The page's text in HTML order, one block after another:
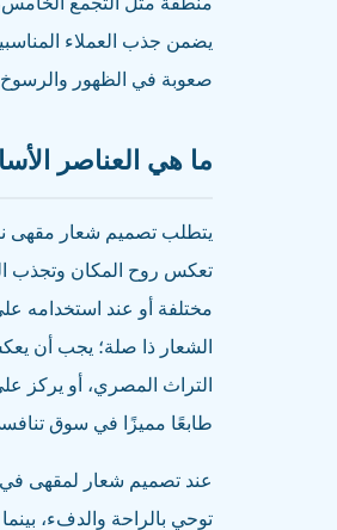
يضمن جذب العملاء
صعوبة في الظهور
ما هي العناصر
يتطلب تصميم شعار مقهى
تعكس روح المكان وتجذب
مختلفة أو عند استخدامه
الشعار ذا صلة؛ يجب أن
التراث المصري، أو يركز
طابعًا مميزًا في سوق
عند تصميم شعار لمقهى في
توحي بالراحة والدفء،